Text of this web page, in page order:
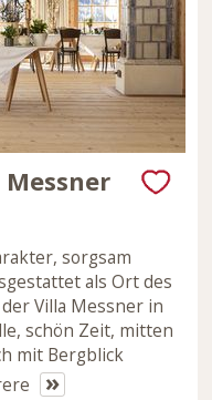
sorgsam
als Ort des
Villa Messner in
schön Zeit, mitten
mit Bergblick
»